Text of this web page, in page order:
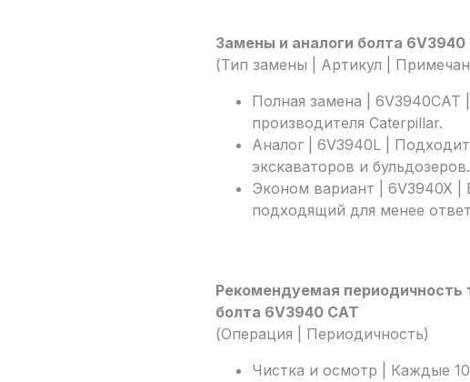
Замены и аналоги болта 6V3940
(Тип замены | Артикул |
Полная замена | 6V3940CAT
производителя Caterpillar.
Аналог | 6V3940L |
экскаваторов и бульдозеров.
Эконом вариант | 6V3940X |
подходящий для менее
Рекомендуемая периодичность
болта 6V3940 CAT
(Операция | Периодичность)
Чистка и осмотр | Каждые